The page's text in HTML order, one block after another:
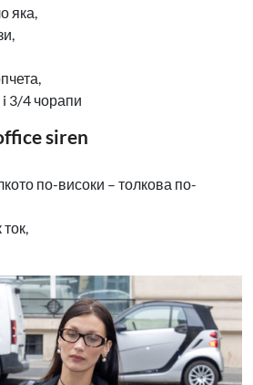
яка,
3/4 чорапи
siren
по-високи – толкова по-